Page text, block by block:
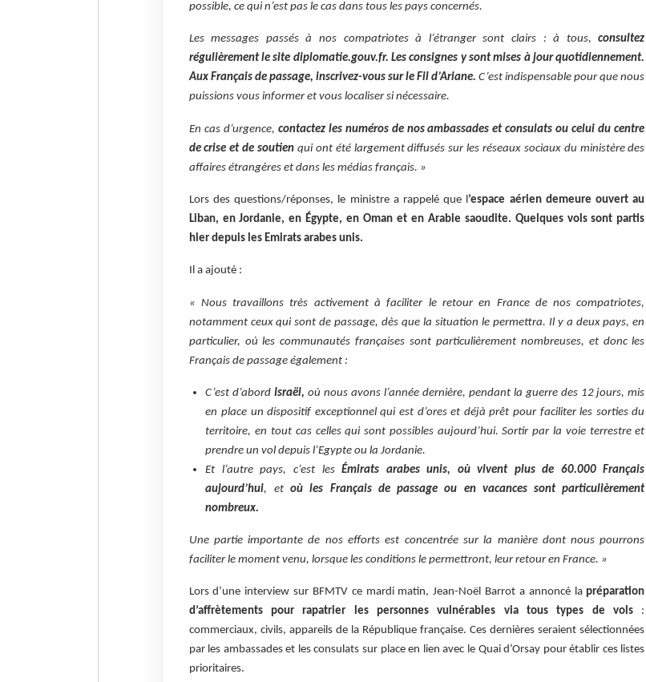
possible, ce qui n’est pas le cas dans tous les pays concernés.
Les messages passés à nos compatriotes à l’étranger sont clairs : à tous,consultez
régulièrement le site diplomatie.gouv.fr. Les consignes y sont mises à jour quotidiennement.
Aux Français de passage, inscrivez-vous sur le Fil d’Ariane.C’est indispensable pour que nous
puissions vous informer et vous localiser si nécessaire.
En cas d’urgence, contactez les numéros de nos ambassades et consulats ou celui du centre
de crise et de soutien qui ont été largement diffusés sur les réseaux sociaux du ministère des
affaires étrangères et dans les médias français. »
Lors des questions/réponses, le ministre a rappelé que l ’espace aérien demeure ouvert au
Liban, en Jordanie, en Égypte, en Oman et en Arabie saoudite. Quelques vols sont partis
hier depuis les Emirats arabes unis.
Il a ajouté :
« Nous travaillons très activement à faciliter le retour en France de nos compatriotes,
notamment ceux qui sont de passage, dès que la situation le permettra. Il y a deux pays, en
particulier, où les communautés françaises sont particulièrement nombreuses, et donc les
Français de passage également :
C’est d’abordIsraël, où nous avons l’année dernière, pendant la guerre des 12 jours, mis
en place un dispositif exceptionnel qui est d’ores et déjà prêt pour faciliter les sorties du
territoire, en tout cas celles qui sont possibles aujourd’hui. Sortir par la voie terrestre et
prendre un vol depuis l’Egypte ou la Jordanie.
Et l’autre pays, c’est lesÉmirats arabes unis, où vivent plus de 60.000 Français
aujourd’hui, et où les Français de passage ou en vacances sont particulièrement
nombreux.
Une partie importante de nos efforts est concentrée sur la manière dont nous pourrons
faciliter le moment venu, lorsque les conditions le permettront, leur retour en France. »
Lors d’une interview sur BFMTV ce mardi matin, Jean-Noël Barrot a annoncé la préparation
d’affrètements pour rapatrier les personnes vulnérables via tous types de vols :
commerciaux, civils, appareils de la République française. Ces dernières seraient sélectionnées
par les ambassades et les consulats sur place en lien avec le Quai d’Orsay pour établir ces listes
prioritaires.